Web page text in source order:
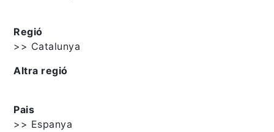
Regió
>> Catalunya
Altra regió
Pais
>> Espanya